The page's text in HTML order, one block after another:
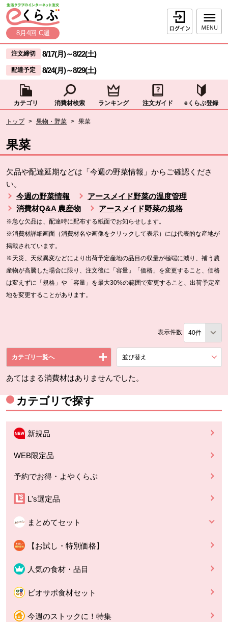
ページの先頭です。
本文へジャンプする。
8月4回 C週
ログイン
ここからサイト内共通メニューです。
サイト内共通メニューをスキップする
注文締切 8/17(月)～8/22(土)
配達予定 8/24(月)～8/29(土)
カテゴリ 消費材検索 ランキング 注文ガイド eくらぶ登録
トップ > 果物・野菜 > 果菜
果菜
欠品や配達延期などは「今週の野菜情報」からご確認くださ
い。
今週の野菜情報
アースメイド野菜の温度管理
消費材Q&A 農産物
アースメイド野菜の規格
※急な欠品は、配達時に配布する紙面でお知らせします。
※消費材詳細画面（消費材名や画像をクリックして表示）には代表的な産地が
掲載されています。
※天災、天候異変などにより出荷予定産地の品目の収量が極端に減り、補う農
産物が高騰した場合に限り、注文後に「容量」「価格」を変更すること、価格
は変えずに「規格」や「容量」を最大30%の範囲で変更すること、出荷予定産
地を変更することがあります。
表示件数
カテゴリ一覧へ 並び替え
あてはまる消費材はありませんでした。
カテゴリで探す
新規品
WEB限定品
予約でお得・よやくらぶ
L's選定品
まとめてセット
【お試し・特別価格】
人気の食材・品目
ビオサポ食材セット
今週のストックに！特集